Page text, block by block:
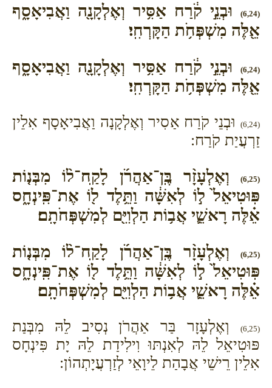
(6,24)
וּבְנֵ֣י קֹ֔רַח אַסִּ֥יר וְאֶלְקָנָ֖ה וַאֲבִיאָסָ֑ף
אֵ֖לֶּה מִשְׁפְּחֹ֥ת הַקָּרְחִֽי׃
(6,24)
וּבְנֵ֣י קֹ֔רַח אַסִּ֥יר וְאֶלְקָנָ֖ה וַאֲבִיאָסָ֑ף
אֵ֖לֶּה מִשְׁפְּחֹ֥ת הַקָּרְחִֽי׃
(6,24)
וּבְנֵי קֹרַח אַסִיר וְאֶלְקָנָה וַאֲבִיאָסָף אִלֵין
זַרְעֲיַת קֹרַח:
(6,25)
וְאֶלְעָזָ֨ר בֶּֽן־אַהֲרֹ֜ן לָקַֽח־ל֨וֹ מִבְּנ֤וֹת
פּֽוּטִיאֵל֙ ל֣וֹ לְאִשָּׁ֔ה וַתֵּ֥לֶד ל֖וֹ אֶת־פִּֽינְחָ֑ס
אֵ֗לֶּה רָאשֵׁ֛י אֲב֥וֹת הַלְוִיִּ֖ם לְמִשְׁפְּחֹתָֽם׃
(6,25)
וְאֶלְעָזָ֨ר בֶּֽן־אַהֲרֹ֜ן לָקַֽח־ל֨וֹ מִבְּנ֤וֹת
פּֽוּטִיאֵל֙ ל֣וֹ לְאִשָּׁ֔ה וַתֵּ֥לֶד ל֖וֹ אֶת־פִּֽינְחָ֑ס
אֵ֗לֶּה רָאשֵׁ֛י אֲב֥וֹת הַלְוִיִּ֖ם לְמִשְׁפְּחֹתָֽם׃
(6,25)
וְאֶלְעָזָר בַּר אַהֲרֹן נְסִיב לֵהּ מִבְּנַת
פּוּטִיאֵל לֵהּ לְאִנְתּוּ וִילִידַת לֵהּ יָת פִּינְחָס
אִלֵין רֵישֵׁי אֲבָהַת לֵיוָאֵי לְזַרְעֲיָתְהוֹן: